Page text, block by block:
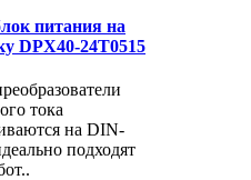
питания на
DPX40-24T0515
тока
на DIN-
подходят